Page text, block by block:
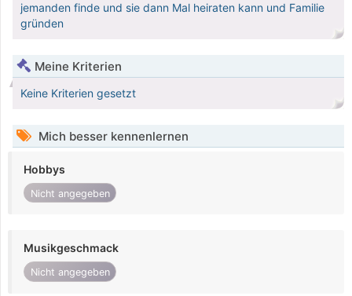
jemanden finde und sie dann Mal heiraten kann und Familie
gründen
Meine Kriterien
Keine Kriterien gesetzt
Mich besser kennenlernen
Hobbys
Nicht angegeben
Musikgeschmack
Nicht angegeben